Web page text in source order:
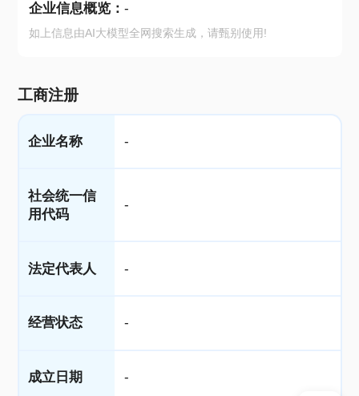
企业信息概览： -
如上信息由AI大模型全网搜索生成，请甄别使用!
工商注册
企业名称 -
社会统一信
用代码
-
法定代表人 -
经营状态 -
成立日期 -